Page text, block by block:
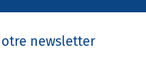
newsletter